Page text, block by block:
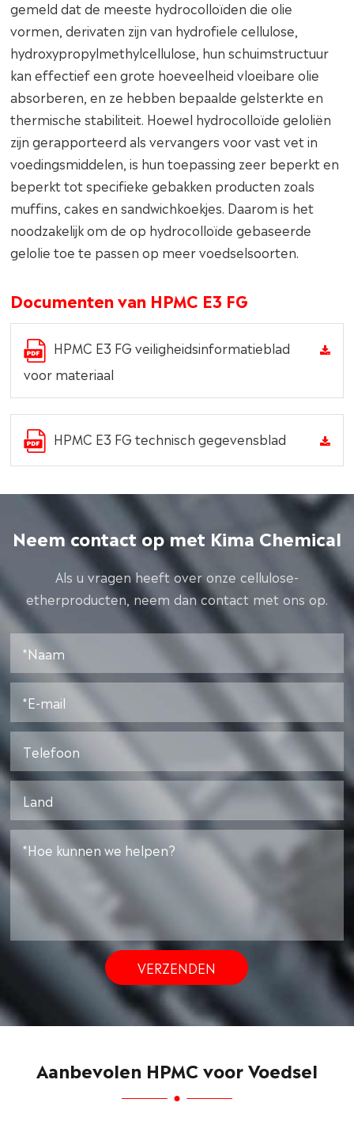
gemeld dat de meeste hydrocolloïden die olie
vormen, derivaten zijn van hydrofiele cellulose,
hydroxypropylmethylcellulose, hun schuimstructuur
kan effectief een grote hoeveelheid vloeibare olie
absorberen, en ze hebben bepaalde gelsterkte en
thermische stabiliteit. Hoewel hydrocolloïde geloliën
zijn gerapporteerd als vervangers voor vast vet in
voedingsmiddelen, is hun toepassing zeer beperkt en
beperkt tot specifieke gebakken producten zoals
muffins, cakes en sandwichkoekjes. Daarom is het
noodzakelijk om de op hydrocolloïde gebaseerde
gelolie toe te passen op meer voedselsoorten.
Documenten van HPMC E3 FG
HPMC E3 FG veiligheidsinformatieblad
voor materiaal
HPMC E3 FG technisch gegevensblad
Neem contact op met Kima Chemical
Als u vragen heeft over onze cellulose-
etherproducten, neem dan contact met ons op.
VERZENDEN
Aanbevolen HPMC voor Voedsel